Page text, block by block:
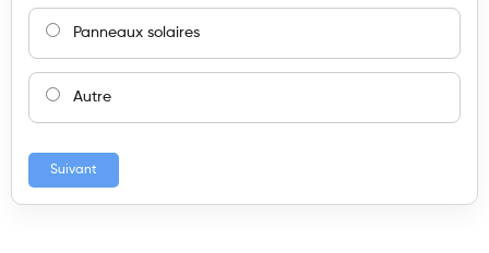
Panneaux solaires
Autre
Suivant